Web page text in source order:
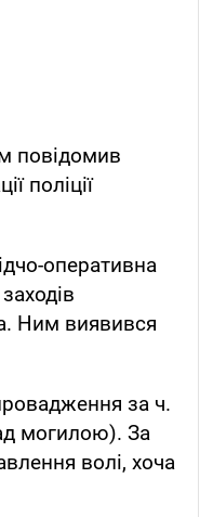
повідомив
поліції
оперативна
Ним виявився
за ч.
могилою). За
волі, хоча